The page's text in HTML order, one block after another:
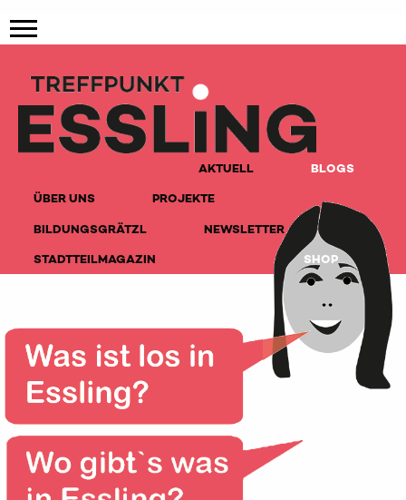
AKTUELL
BLOGS
ÜBER UNS
PROJEKTE
BILDUNGSGRÄTZL
NEWSLETTER
STADTTEILMAGAZIN
SHOP